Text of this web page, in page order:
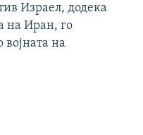
Израел, додека
на Иран, го
војната на